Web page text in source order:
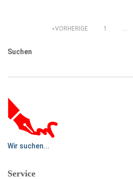
Seitennummerierung
der
Beiträge
VORHERIGE 1 …
Suchen
Wir suchen...
Service